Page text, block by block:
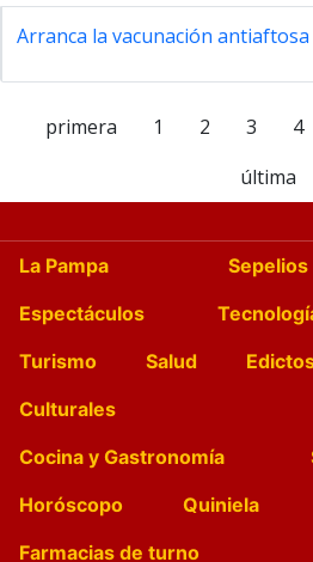
Arranca la vacunación antiaftosa
primera 1 2 3 4
última
La Pampa Sepelios
Espectáculos
Turismo
Salud
Culturales
Cocina y Gastronomía
Horóscopo
Quiniela
Farmacias de turno